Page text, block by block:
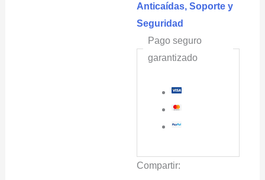
tirolesa
2.5x80m
ICARO®
cantidad
Anticaídas, Soporte y
Seguridad
Pago seguro
garantizado
Compartir: